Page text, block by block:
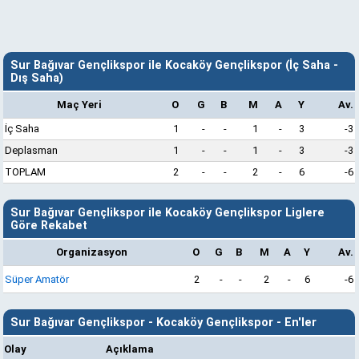
Sur Bağıvar Gençlikspor ile Kocaköy Gençlikspor (İç Saha -
Dış Saha)
Maç Yeri O G B M A Y
Av.
İç Saha
1 - - 1 - 3
-3
Deplasman
1 - - 1 - 3
-3
TOPLAM
2 - - 2 - 6 -6
Sur Bağıvar Gençlikspor ile Kocaköy Gençlikspor Liglere
Göre Rekabet
Organizasyon O G B M A Y Av.
Süper Amatör 2 - - 2 - 6 -6
Sur Bağıvar Gençlikspor - Kocaköy Gençlikspor - En'ler
Olay Açıklama